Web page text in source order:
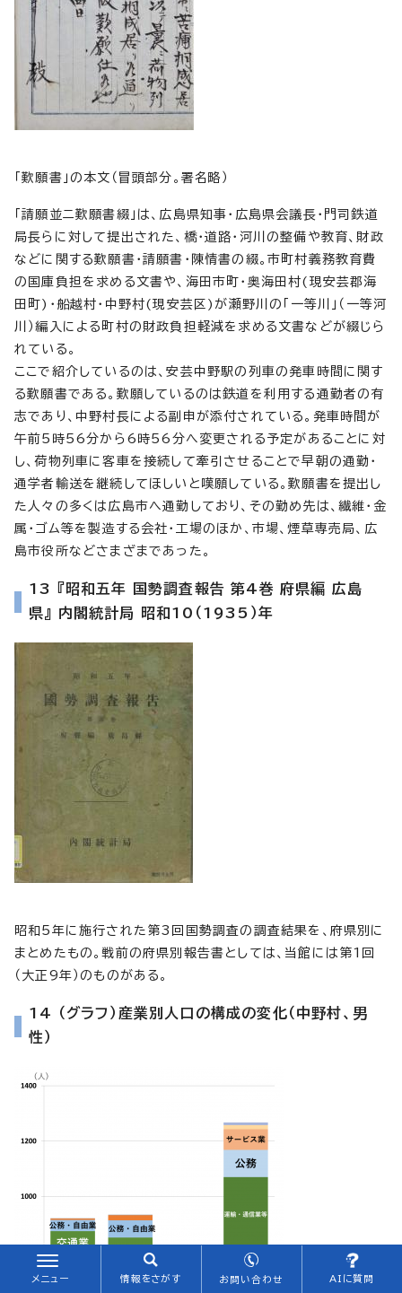
「歎願書」の本文（冒頭部分。署名略）
「請願並ニ歎願書綴」は、広島県知事・広島県会議長・門司鉄道
局長らに対して提出された、橋・道路・河川の整備や教育、財政
などに関する歎願書・請願書・陳情書の綴。市町村義務教育費
の国庫負担を求める文書や、海田市町・奥海田村(現安芸郡海
田町)・船越村・中野村(現安芸区)が瀬野川の「一等川」（一等河
川）編入による町村の財政負担軽減を求める文書などが綴じら
れている。
ここで紹介しているのは、安芸中野駅の列車の発車時間に関す
る歎願書である。歎願しているのは鉄道を利用する通勤者の有
志であり、中野村長による副申が添付されている。発車時間が
午前5時56分から6時56分へ変更される予定があることに対
し、荷物列車に客車を接続して牽引させることで早朝の通勤・
通学者輸送を継続してほしいと嘆願している。歎願書を提出し
た人々の多くは広島市へ通勤しており、その勤め先は、繊維・金
属・ゴム等を製造する会社・工場のほか、市場、煙草専売局、広
島市役所などさまざまであった。
13 『昭和五年 国勢調査報告 第4巻 府県編 広島
県』 内閣統計局 昭和10（1935）年
昭和5年に施行された第3回国勢調査の調査結果を、府県別に
まとめたもの。戦前の府県別報告書としては、当館には第1回
（大正9年）のものがある。
14 （グラフ）産業別人口の構成の変化（中野村、男
性）
メニュー 情報をさがす お問い合わせ AIに質問